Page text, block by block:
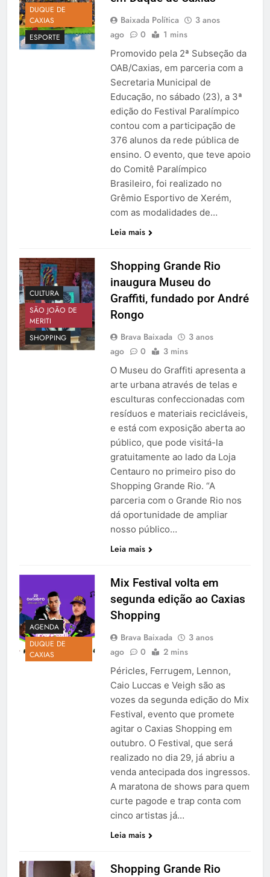
DUQUE DE
CAXIAS
ESPORTE
Baixada Política
3 anos
ago
0 1 mins
Promovido pela 2ª Subseção da
OAB/Caxias, em parceria com a
Secretaria Municipal de
Educação, no sábado (23), a 3ª
edição do Festival Paralímpico
contou com a participação de
376 alunos da rede pública de
ensino. O evento, que teve apoio
do Comitê Paralímpico
Brasileiro, foi realizado no
Grêmio Esportivo de Xerém,
com as modalidades de…
Leia mais
CULTURA
SÃO JOÃO DE
MERITI
SHOPPING
Shopping Grande Rio
inaugura Museu do
Graffiti, fundado por André
Rongo
Brava Baixada
3 anos
ago
0 3 mins
O Museu do Graffiti apresenta a
arte urbana através de telas e
esculturas confeccionadas com
resíduos e materiais recicláveis,
e está com exposição aberta ao
público, que pode visitá-la
gratuitamente ao lado da Loja
Centauro no primeiro piso do
Shopping Grande Rio. “A
parceria com o Grande Rio nos
dá oportunidade de ampliar
nosso público…
Leia mais
AGENDA
DUQUE DE
CAXIAS
Mix Festival volta em
segunda edição ao Caxias
Shopping
Brava Baixada
3 anos
ago
0 2 mins
Péricles, Ferrugem, Lennon,
Caio Luccas e Veigh são as
vozes da segunda edição do Mix
Festival, evento que promete
agitar o Caxias Shopping em
outubro. O Festival, que será
realizado no dia 29, já abriu a
venda antecipada dos ingressos.
A maratona de shows para quem
curte pagode e trap conta com
cinco artistas já…
Leia mais
Shopping Grande Rio